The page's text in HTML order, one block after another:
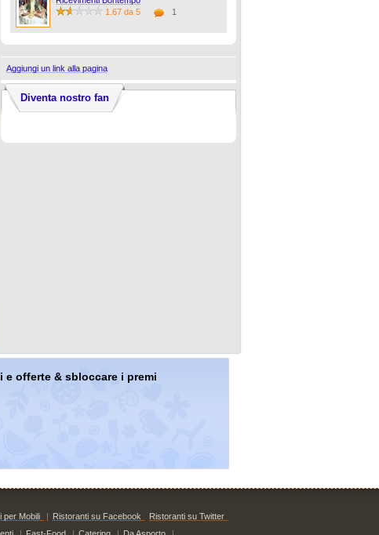
1.67 da 5
1
Aggiungi un link alla pagina
Diventa nostro fan
offerte & sbloccare i premi
per Mobili | Ristoranti su Facebook
Ristoranti su Twitter